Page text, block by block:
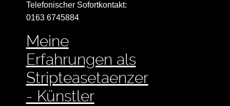
Telefonischer Sofortkontakt:
0163 6745884
Meine
Erfahrungen als
Stripteasetaenzer
- Künstler